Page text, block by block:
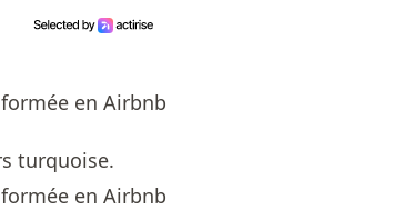
turquoise.